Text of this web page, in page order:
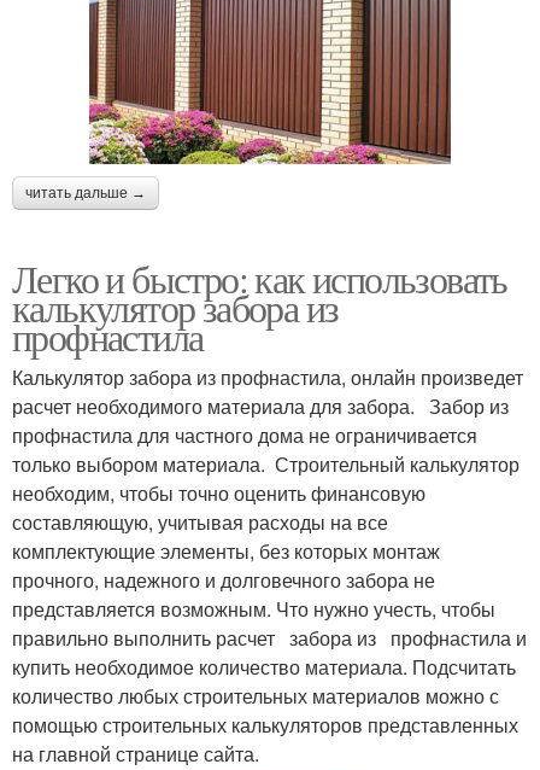
читать дальше →
Легко и быстро: как использовать
калькулятор забора из
профнастила
Калькулятор забора из профнастила, онлайн произведет
расчет необходимого материала для забора. Забор из
профнастила для частного дома не ограничивается
только выбором материала. Строительный калькулятор
необходим, чтобы точно оценить финансовую
составляющую, учитывая расходы на все
комплектующие элементы, без которых монтаж
прочного, надежного и долговечного забора не
представляется возможным. Что нужно учесть, чтобы
правильно выполнить расчет забора из профнастила и
купить необходимое количество материала. Подсчитать
количество любых строительных материалов можно с
помощью строительных калькуляторов представленных
на главной странице сайта.